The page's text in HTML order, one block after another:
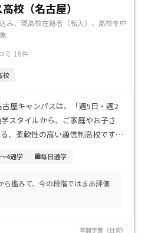
校（名古屋）
み、現高校在籍者（転入）、高校を中
ミ 16件
校
屋キャンパスは、「週5日・週2
スタイルから、ご家庭やお子さ
、柔軟性の高い通信制高校です。
学費は入学金1万円、授業料は1
額はスタイルにより約25万～55
的良心的です。専門コースも豊富
4通学 毎日通学
ら鑑みて、今の段階ではまあ評価
年間学費（目安）